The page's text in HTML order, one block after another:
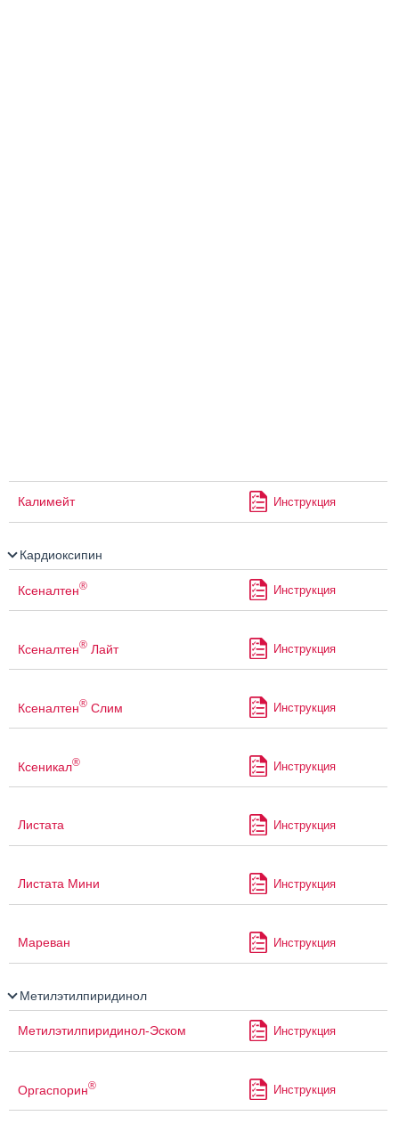
Калимейт Инструкция
Кардиоксипин
Ксеналтен® Инструкция
Ксеналтен® Лайт Инструкция
Ксеналтен® Слим Инструкция
Ксеникал® Инструкция
Листата Инструкция
Листата Мини Инструкция
Мареван Инструкция
Метилэтилпиридинол
Метилэтилпиридинол-Эском Инструкция
Оргаспорин® Инструкция